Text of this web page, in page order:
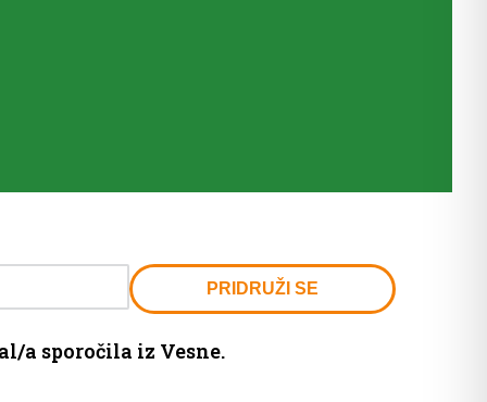
PRIDRUŽI SE
a sporočila iz Vesne.